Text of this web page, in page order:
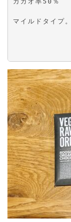
マイルドタイプ